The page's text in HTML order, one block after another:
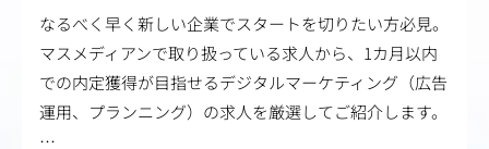
なるべく早く新しい企業でスタートを切りたい方必見。
マスメディアンで取り扱っている求人から、1カ月以内
での内定獲得が目指せるデジタルマーケティング（広告
運用、プランニング）の求人を厳選してご紹介します。
…